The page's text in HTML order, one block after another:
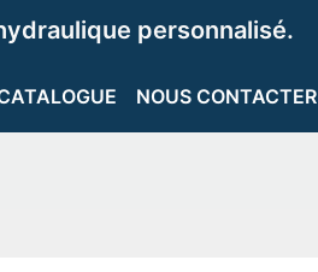
personnalisé.
NOUS CONTACTER